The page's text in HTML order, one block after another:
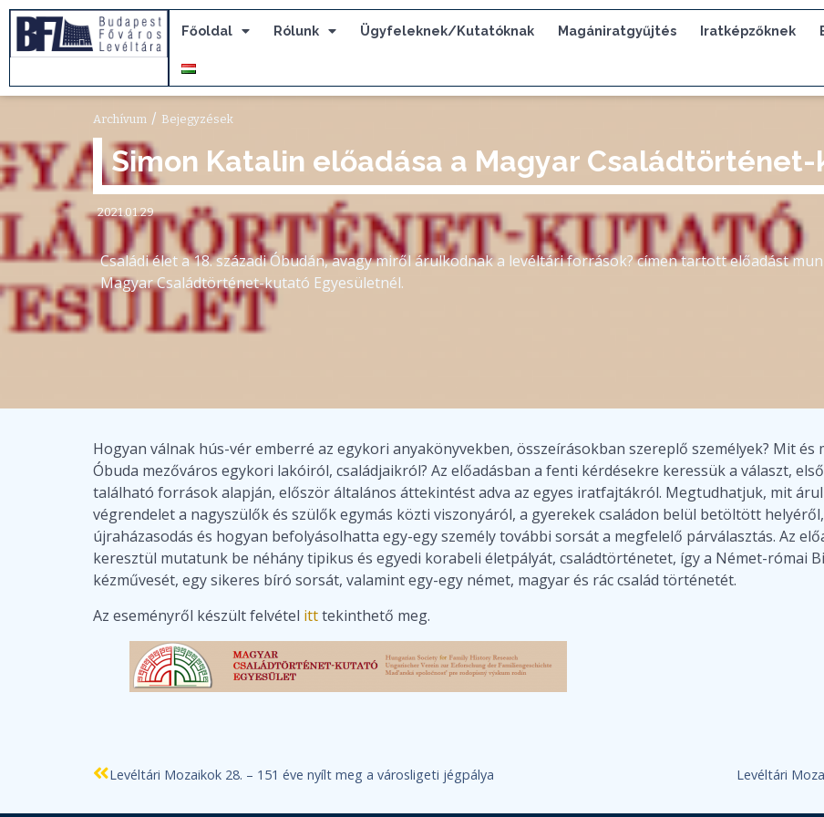
Főoldal Rólunk Ügyfeleknek/Kutatóknak Magániratgyűjtés Iratképzőknek
Archívum / Bejegyzések
Simon Katalin előadása a Magyar
2021.01.29
Családi élet a 18. századi Óbudán, avagy miről árulkodnak a levéltári források? címen tartott előadást
Magyar Családtörténet-kutató Egyesületnél.
Hogyan válnak hús-vér emberré az egykori anyakönyvekben, összeírásokban szereplő személyek? Mit
Óbuda mezőváros egykori lakóiról, családjaikról? Az előadásban a fenti kérdésekre keressük a választ,
található források alapján, először általános áttekintést adva az egyes iratfajtákról. Megtudhatjuk, mit
végrendelet a nagyszülők és szülők egymás közti viszonyáról, a gyerekek családon belül betöltött
újraházasodás és hogyan befolyásolhatta egy-egy személy további sorsát a megfelelő párválasztás. Az
keresztül mutatunk be néhány tipikus és egyedi korabeli életpályát, családtörténetet, így a Német-római
kézművesét, egy sikeres bíró sorsát, valamint egy-egy német, magyar és rác család történetét.
Az eseményről készült felvétel itttekinthető meg.
Levéltári Mozaikok 28. – 151 éve nyílt meg a városligeti jégpálya Levéltári